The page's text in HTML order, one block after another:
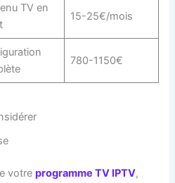
TV en
15-25€/mois
780-1150€
votreprogramme TV IPTV,